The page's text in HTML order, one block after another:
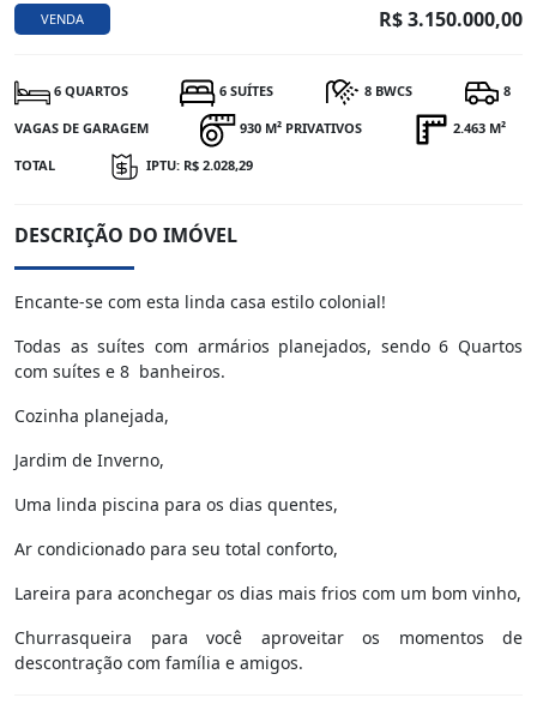
VENDA R$ 3.150.000,00
6 QUARTOS 6 SUÍTES 8 BWCS 8
VAGAS DE GARAGEM 930 M² PRIVATIVOS 2.463 M²
TOTAL IPTU: R$ 2.028,29
DESCRIÇÃO DO IMÓVEL
Encante-se com esta linda casa estilo colonial!
Todas as suítes com armários planejados, sendo 6 Quartos
com suítes e 8 banheiros.
Cozinha planejada,
Jardim de Inverno,
Uma linda piscina para os dias quentes,
Ar condicionado para seu total conforto,
Lareira para aconchegar os dias mais frios com um bom vinho,
Churrasqueira para você aproveitar os momentos de
descontração com família e amigos.